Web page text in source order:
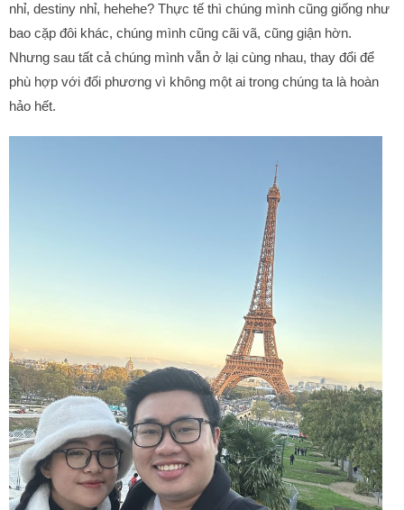
nhỉ, destiny nhỉ, hehehe? Thực tế thì chúng mình cũng giống như
bao cặp đôi khác, chúng mình cũng cãi vã, cũng giận hờn.
Nhưng sau tất cả chúng mình vẫn ở lại cùng nhau, thay đổi để
phù hợp với đối phương vì không một ai trong chúng ta là hoàn
hảo hết.